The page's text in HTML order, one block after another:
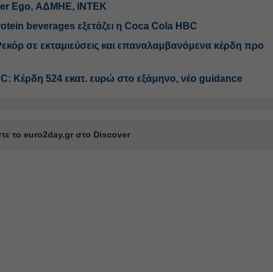
Ego, ΑΔΜΗΕ, ΙΝΤΕΚ
beverages εξετάζει η Coca Cola HBC
σε εκταμιεύσεις και επαναλαμβανόμενα κέρδη προ
Κέρδη 524 εκατ. ευρώ στο εξάμηνο, νέο guidance
το euro2day.gr στο Discover